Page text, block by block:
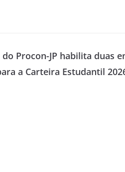
Procon-JP habilita duas
a Carteira Estudantil